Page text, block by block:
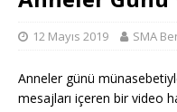
12 Mayıs 2019 SMA
Anneler günü
mesajları içeren bir video